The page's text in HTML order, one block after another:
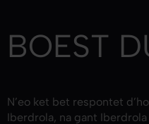
BOEST
N’eo ket bet respontet
Iberdrola, na gant